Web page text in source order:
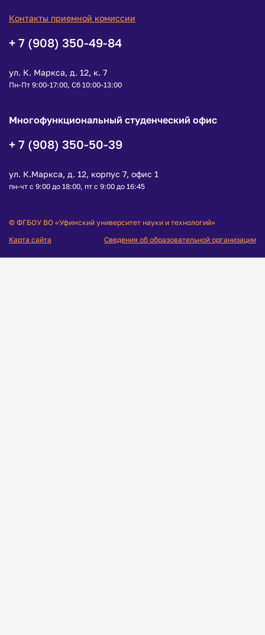
Контакты приемной комиссии
+ 7 (908) 350-49-84
ул. К. Маркса, д. 12, к. 7
Пн-Пт 9:00-17:00, Сб 10:00-13:00
Многофункциональный студенческий офис
+ 7 (908) 350-50-39
ул. К.Маркса, д. 12, корпус 7, офис 1
пн-чт с 9:00 до 18:00, пт с 9:00 до 16:45
© ФГБОУ ВО «Уфимский университет науки и технологий»
Карта сайта
Сведения об образовательной организации